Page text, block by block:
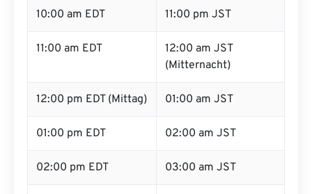
10:00 am EDT 11:00 pm JST
11:00 am EDT
12:00 am JST
(Mitternacht)
12:00 pm EDT (Mittag) 01:00 am JST
01:00 pm EDT 02:00 am JST
02:00 pm EDT 03:00 am JST